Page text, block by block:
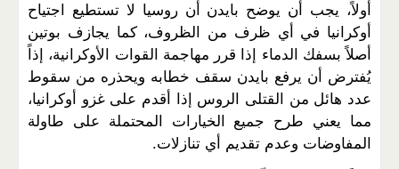
أولاً، يجب أن يوضح بايدن أن روسيا لا تستطيع اجتياح
أوكرانيا في أي ظرف من الظروف، كما يجازف بوتين
أصلاً بسفك الدماء إذا قرر مهاجمة القوات الأوكرانية، إذاً
يُفترض أن يرفع بايدن سقف خطابه ويحذره من سقوط
عدد هائل من القتلى الروس إذا أقدم على غزو أوكرانيا،
مما يعني طرح جميع الخيارات المحتملة على طاولة
المفاوضات وعدم تقديم أي تنازلات.